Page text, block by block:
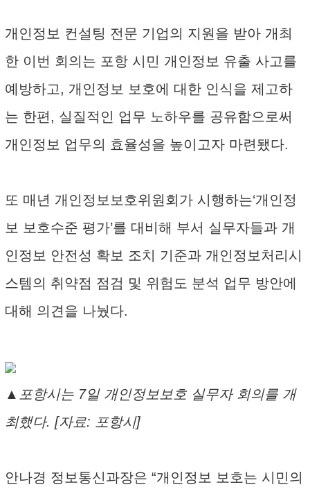
개인정보 컨설팅 전문 기업의 지원을 받아 개최
한 이번 회의는 포항 시민 개인정보 유출 사고를
예방하고, 개인정보 보호에 대한 인식을 제고하
는 한편, 실질적인 업무 노하우를 공유함으로써
개인정보 업무의 효율성을 높이고자 마련됐다.
또 매년 개인정보보호위원회가 시행하는‘개인정
보 보호수준 평가’를 대비해 부서 실무자들과 개
인정보 안전성 확보 조치 기준과 개인정보처리시
스템의 취약점 점검 및 위험도 분석 업무 방안에
대해 의견을 나눴다.
▲포항시는 7일 개인정보보호 실무자 회의를 개
최했다. [자료: 포항시]
안나경 정보통신과장은 “개인정보 보호는 시민의